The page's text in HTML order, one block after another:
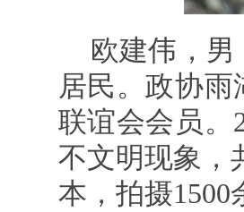
欧建伟，
居民。政协
联谊会会员。
不文明现象，
本，拍摄